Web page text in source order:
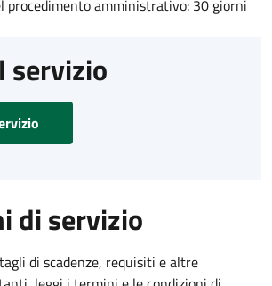
procedimento amministrativo: 30 giorni
servizio
di servizio
di scadenze, requisiti e altre